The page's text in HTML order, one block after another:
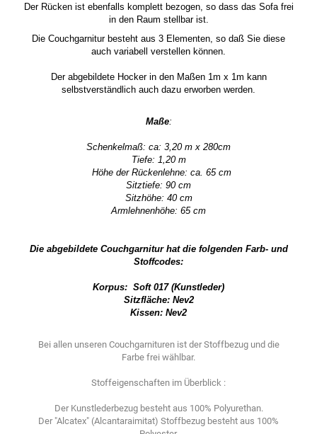
Der Rücken ist ebenfalls komplett bezogen, so dass das Sofa frei
in den Raum stellbar ist.
Die Couchgarnitur besteht aus 3 Elementen, so daß Sie diese
auch variabell verstellen können.
Der abgebildete Hocker in den Maßen 1m x 1m kann
selbstverständlich auch dazu erworben werden.
Maße:
Schenkelmaß: ca: 3,20 m x 280cm
Tiefe: 1,20 m
Höhe der Rückenlehne: ca. 65 cm
Sitztiefe: 90 cm
Sitzhöhe: 40 cm
Armlehnenhöhe: 65 cm
Die abgebildete Couchgarnitur hat die folgenden Farb- und
Stoffcodes:
Korpus: Soft 017 (Kunstleder)
Sitzfläche: Nev2
Kissen: Nev2
Bei allen unseren Couchgarnituren ist der Stoffbezug und die
Farbe frei wählbar.
Stoffeigenschaften im Überblick :
Der Kunstlederbezug besteht aus 100% Polyurethan.
Der "Alcatex" (Alcantaraimitat) Stoffbezug besteht aus 100%